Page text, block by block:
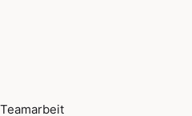
Teamarbeit